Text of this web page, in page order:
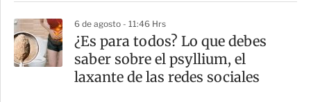
6 de agosto - 11:46 Hrs
¿Es para todos? Lo que debes
saber sobre el psyllium, el
laxante de las redes sociales